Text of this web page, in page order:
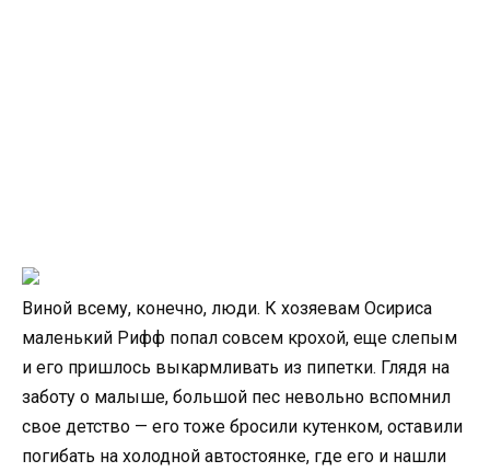
Виной всему, конечно, люди. К хозяевам Осириса
маленький Рифф попал совсем крохой, еще слепым
и его пришлось выкармливать из пипетки. Глядя на
заботу о малыше, большой пес невольно вспомнил
свое детство — его тоже бросили кутенком, оставили
погибать на холодной автостоянке, где его и нашли